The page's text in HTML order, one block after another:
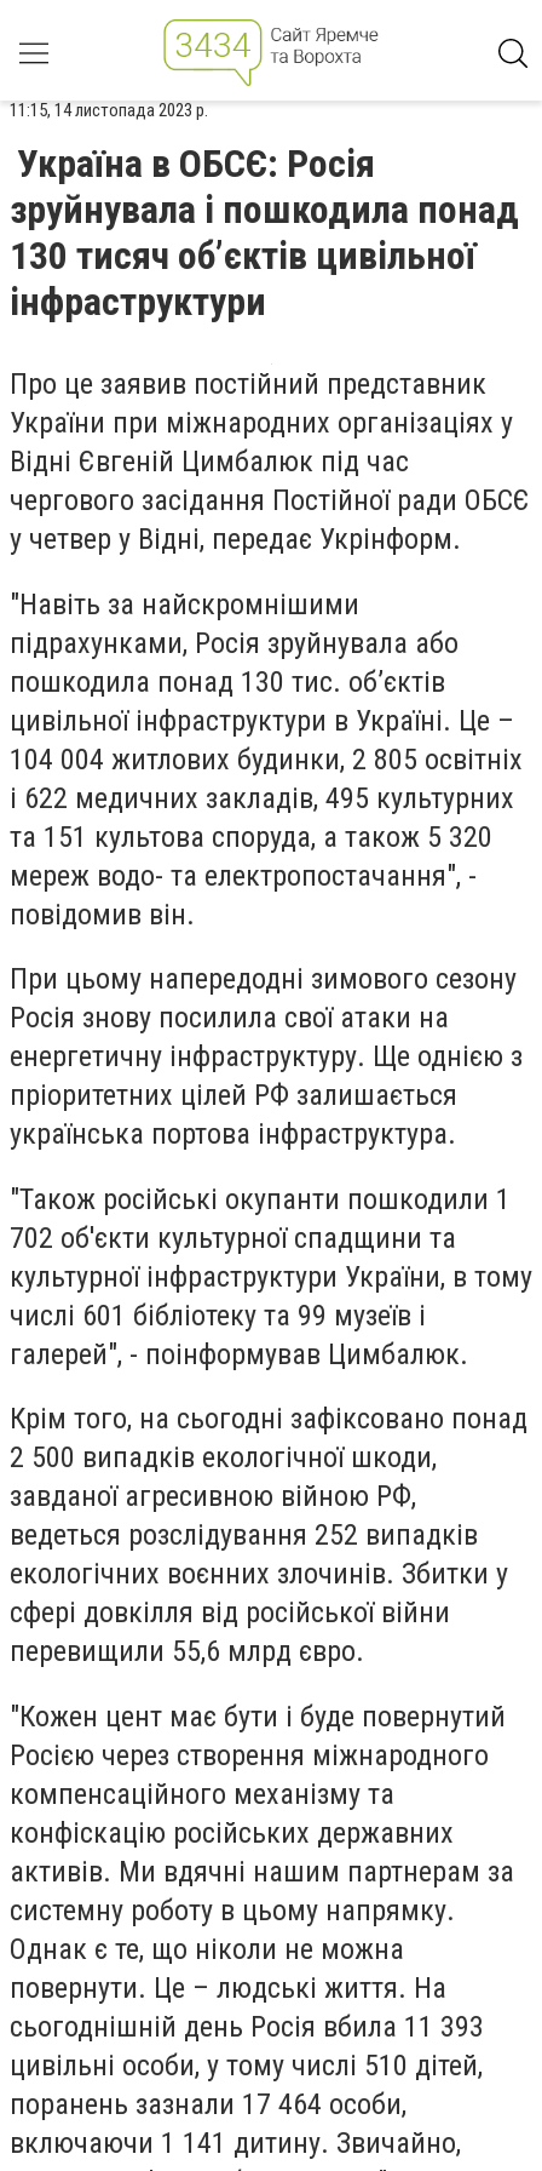
11:15, 14 листопада 2023 р.
Україна в ОБСЄ: Росія
зруйнувала і пошкодила понад
130 тисяч об’єктів цивільної
інфраструктури
Про це заявив постійний представник
України при міжнародних організаціях у
Відні Євгеній Цимбалюк під час
чергового засідання Постійної ради ОБСЄ
у четвер у Відні, передає Укрінформ.
"Навіть за найскромнішими
підрахунками, Росія зруйнувала або
пошкодила понад 130 тис. об’єктів
цивільної інфраструктури в Україні. Це –
104 004 житлових будинки, 2 805 освітніх
і 622 медичних закладів, 495 культурних
та 151 культова споруда, а також 5 320
мереж водо- та електропостачання", -
повідомив він.
При цьому напередодні зимового сезону
Росія знову посилила свої атаки на
енергетичну інфраструктуру. Ще однією з
пріоритетних цілей РФ залишається
українська портова інфраструктура.
"Також російські окупанти пошкодили 1
702 об'єкти культурної спадщини та
культурної інфраструктури України, в тому
числі 601 бібліотеку та 99 музеїв і
галерей", - поінформував Цимбалюк.
Крім того, на сьогодні зафіксовано понад
2 500 випадків екологічної шкоди,
завданої агресивною війною РФ,
ведеться розслідування 252 випадків
екологічних воєнних злочинів. Збитки у
сфері довкілля від російської війни
перевищили 55,6 млрд євро.
"Кожен цент має бути і буде повернутий
Росією через створення міжнародного
компенсаційного механізму та
конфіскацію російських державних
активів. Ми вдячні нашим партнерам за
системну роботу в цьому напрямку.
Однак є те, що ніколи не можна
повернути. Це – людські життя. На
сьогоднішній день Росія вбила 11 393
цивільні особи, у тому числі 510 дітей,
поранень зазнали 17 464 особи,
включаючи 1 141 дитину. Звичайно,